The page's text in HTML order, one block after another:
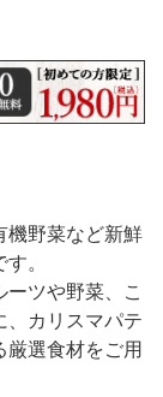
機野菜など新鮮
。
ツや野菜、こ
、カリスマパテ
厳選食材をご用